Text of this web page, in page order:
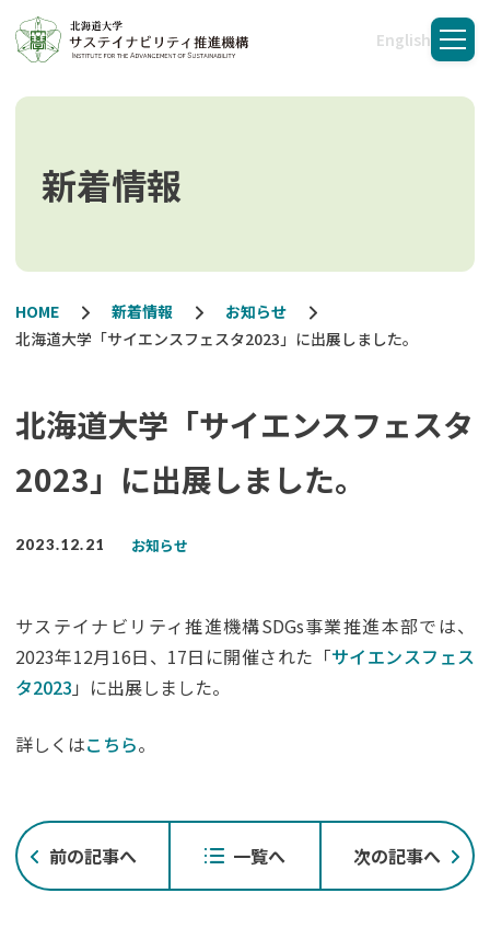
English
メニ
新着情報
HOME 新着情報
お知らせ
北海道大学「サイエンスフェスタ2023」に出展しました。
北海道大学「サイエンスフェスタ
2023」に出展しました。
2023.12.21 お知らせ
サステイナビリティ推進機構SDGs事業推進本部では、
2023年12月16日、17日に開催された「サイエンスフェス
タ2023 」に出展しました。
詳しくはこちら。
稿
ナ
前の記事へ 一覧へ 次の記事へ